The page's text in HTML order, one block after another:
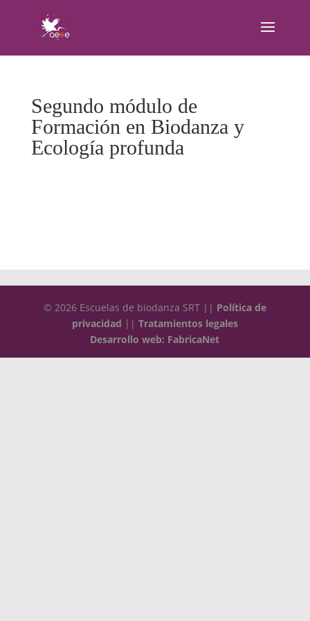
Segundo módulo de
Formación en Biodanza y
Ecología profunda
© 2026 Escuelas de biodanza SRT || Política de
privacidad || Tratamientos legales
Desarrollo web: FabricaNet